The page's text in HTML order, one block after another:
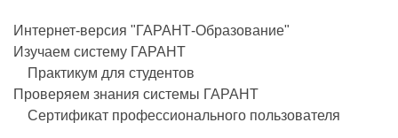
Интернет-версия "ГАРАНТ-Образование"
Изучаем систему ГАРАНТ
Практикум для студентов
Проверяем знания системы ГАРАНТ
Сертификат профессионального пользователя